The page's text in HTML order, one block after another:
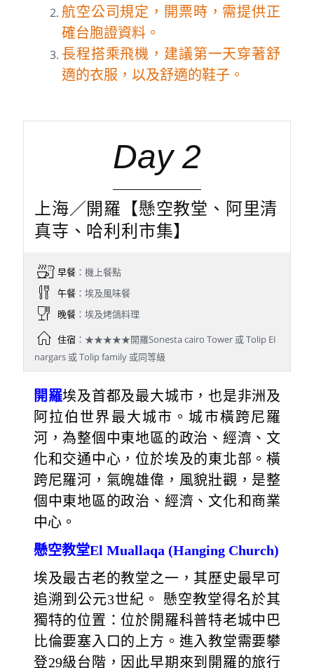
航空公司規定，開票時，需提供正
確台胞證資料。
長程搭乘飛機，建議第一天穿著舒
適的衣服，以及舒適的鞋子。
Day 2
上海／開羅【懸空教堂、阿里清
真寺、哈利利市集】
早餐：機上餐點
午餐：埃及風味餐
晚餐：埃及烤鴿料理
住宿：★★★★★開羅Sonesta cairo Tower 或 Tolip EI
nargars 或 Tolip family 或同等級
開羅埃及首都及最大城市，也是非洲及
阿拉伯世界最大城市。城市橫跨尼羅
河，為整個中東地區的政治、經濟、文
化和交通中心，位於埃及的東北部。橫
跨尼羅河，氣魄雄偉，風貌壯觀，是整
個中東地區的政治、經濟、文化和商業
中心。
懸空教堂El Muallaqa (Hanging Church)
埃及最古老的教堂之一，其歷史最早可
追溯到公元3世紀。 懸空教堂得名於其
獨特的位置：位於開羅科普特老城中巴
比倫要塞入口的上方。進入教堂需要攀
登29級台階，因此早期來到開羅的旅行